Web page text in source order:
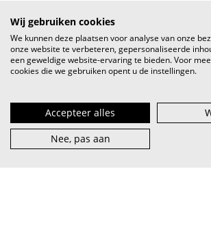
Wij gebruiken cookies
We kunnen deze plaatsen voor analyse van onze
onze website te verbeteren, gepersonaliseerde
een geweldige website-ervaring te bieden. Voor
cookies die we gebruiken opent u de instellingen.
Accepteer alles
Nee, pas aan